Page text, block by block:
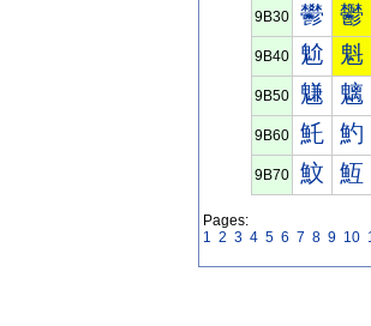
9B30 鬰 鬱
9B40 魀 魁
9B50 魐 魑
9B60 魠 魡
9B70 魰 魱
Pages:
1 2 3 4 5 6 7 8 9 10